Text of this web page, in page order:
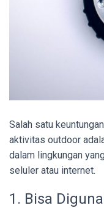
Salah satu
aktivitas outdoor
dalam lingkungan
seluler atau internet.
1. Bisa